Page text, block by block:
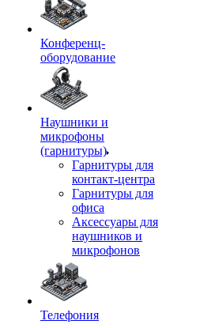
Конференц-
оборудование
Наушники и
микрофоны
(гарнитуры)
Гарнитуры для
контакт-центра
Гарнитуры для
офиса
Аксессуары для
наушников и
микрофонов
Телефония